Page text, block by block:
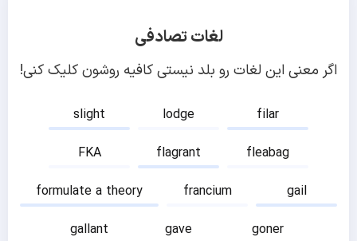
لغات تصادفی
اگر معنی این لغات رو بلد نیستی کافیه روشون کلیک کنی!
slight lodge
filar
FKA
flagrant
fleabag
formulate a theory
francium
gail
gallant
gave
goner